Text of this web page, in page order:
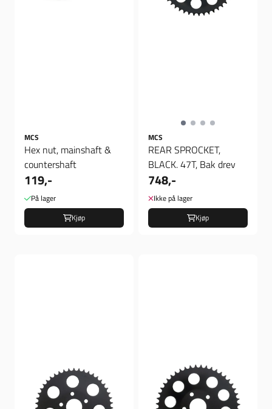
MCS
Hex nut, mainshaft &
countershaft
119,-
På lager
Kjøp
MCS
REAR SPROCKET,
BLACK. 47T, Bak drev
748,-
Ikke på lager
Kjøp